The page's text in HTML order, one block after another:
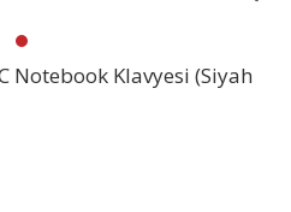
Notebook Klavyesi (Siyah